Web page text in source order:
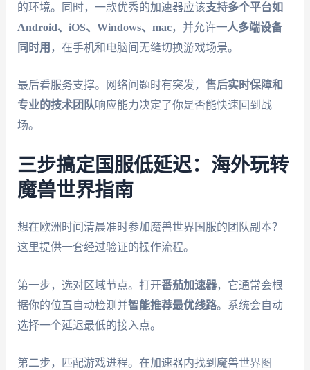
的环境。同时，一款优秀的加速器应该支持多个平台如
Android、iOS、Windows、mac，并允许一人多端设备
同时用 ，在手机和电脑间无缝切换游戏场景。
最后看服务支撑。网络问题时有突发， 售后实时保障和
专业的技术团队响应能力决定了你是否能快速回到战
场。
三步搞定国服低延迟：海外玩转
魔兽世界指南
想在欧洲时间清晨准时参加魔兽世界国服的团队副本？
这里提供一套经过验证的操作流程。
第一步，选对区域节点。打开番茄加速器，它通常会根
据你的位置自动检测并智能推荐最优线路。系统会自动
选择一个延迟最低的接入点。
第二步，匹配游戏进程。在加速器内找到魔兽世界图